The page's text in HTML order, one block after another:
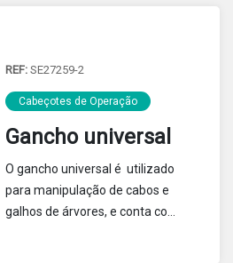
REF: SE27259-2
Cabeçotes de Operação
Gancho universal
O gancho universal é utilizado
para manipulação de cabos e
galhos de árvores, e conta com